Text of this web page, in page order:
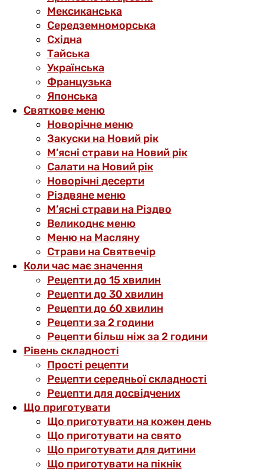
Мексиканська
Середземноморська
Східна
Тайська
Українська
Французька
Японська
Святкове меню
Новорічне меню
Закуски на Новий рік
М’ясні страви на Новий рік
Салати на Новий рік
Новорічні десерти
Різдвяне меню
М’ясні страви на Різдво
Великоднє меню
Меню на Масляну
Страви на Святвечір
Коли час має значення
Рецепти до 15 хвилин
Рецепти до 30 хвилин
Рецепти до 60 хвилин
Рецепти за 2 години
Рецепти більш ніж за 2 години
Рівень складності
Прості рецепти
Рецепти середньої складності
Рецепти для досвідчених
Що приготувати
Що приготувати на кожен день
Що приготувати на свято
Що приготувати для дитини
Що приготувати на пікнік